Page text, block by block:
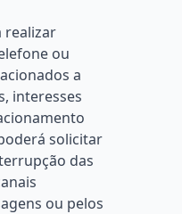
realizar
ou
a
interesses
solicitar
das
ou pelos